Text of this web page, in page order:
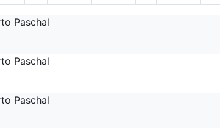
Paschal
Paschal
Paschal